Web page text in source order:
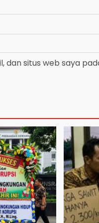
dan situs web saya